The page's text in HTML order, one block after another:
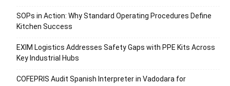
SOPs in Action: Why Standard Operating Procedures Define
Kitchen Success
EXIM Logistics Addresses Safety Gaps with PPE Kits Across
Key Industrial Hubs
COFEPRIS Audit Spanish Interpreter in Vadodara for